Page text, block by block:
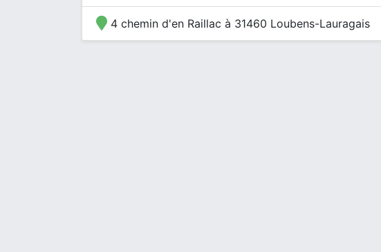
4 chemin d'en Raillac à 31460 Loubens-Lauragais